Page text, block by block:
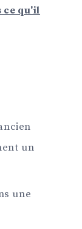
ce qu'il
un
une